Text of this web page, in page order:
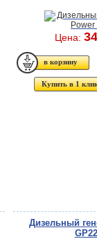
Цена:
Купить в 1
Дизельный